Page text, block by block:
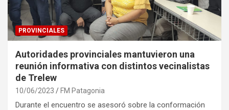
PROVINCIALES
Autoridades provinciales mantuvieron una
reunión informativa con distintos vecinalistas
de Trelew
10/06/2023 FM Patagonia
Durante el encuentro se asesoró sobre la conformación